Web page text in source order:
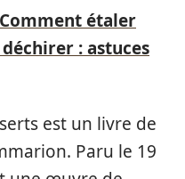
Comment étaler
: astuces
est un livre de
Paru le 19